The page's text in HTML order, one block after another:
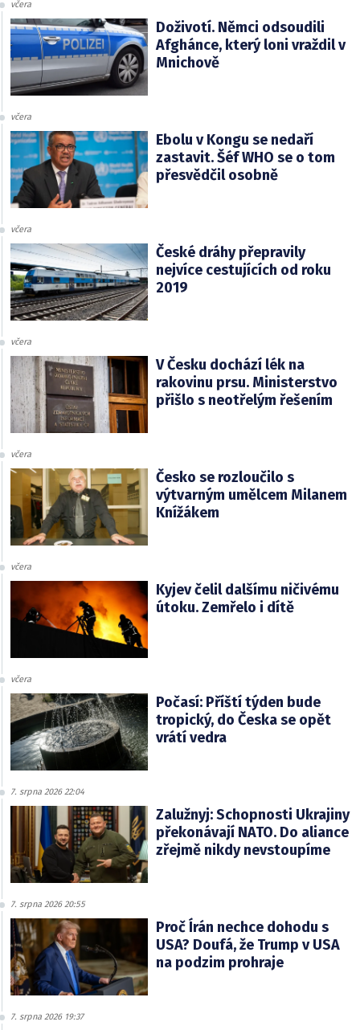
včera
Doživotí. Němci odsoudili
Afghánce, který loni vraždil v
Mnichově
včera
Ebolu v Kongu se nedaří
zastavit. Šéf WHO se o tom
přesvědčil osobně
včera
České dráhy přepravily
nejvíce cestujících od roku
2019
včera
V Česku dochází lék na
rakovinu prsu. Ministerstvo
přišlo s neotřelým řešením
včera
Česko se rozloučilo s
výtvarným umělcem Milanem
Knížákem
včera
Kyjev čelil dalšímu ničivému
útoku. Zemřelo i dítě
včera
Počasí: Příští týden bude
tropický, do Česka se opět
vrátí vedra
7. srpna 2026 22:04
Zalužnyj: Schopnosti Ukrajiny
překonávají NATO. Do aliance
zřejmě nikdy nevstoupíme
7. srpna 2026 20:55
Proč Írán nechce dohodu s
USA? Doufá, že Trump v USA
na podzim prohraje
7. srpna 2026 19:37